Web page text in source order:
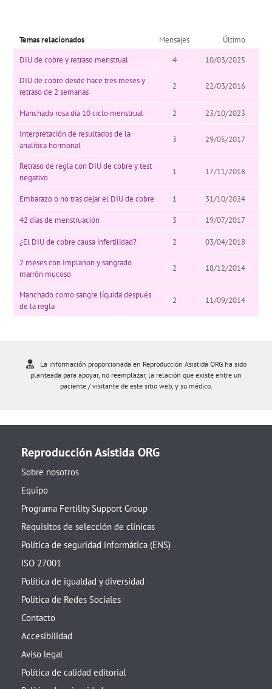
Temas relacionados Mensajes
Último
DIU de cobre y retraso menstrual
4
10/03/2025
DIU de cobre desde hace tres meses y
retraso de 2 semanas
2 22/03/2016
Manchado rosa día 10 ciclo menstrual 2
23/10/2023
Interpretación de resultados de la
analítica hormonal
3 29/05/2017
Retraso de regla con DIU de cobre y test
negativo
1 17/11/2016
Embarazo o no tras dejar el DIU de cobre 1 31/10/2024
42 días de menstruación 3 19/07/2017
¿El DIU de cobre causa infertilidad? 2
03/04/2018
2 meses con Implanon y sangrado
marrón mucoso
2 18/12/2014
Manchado como sangre líquida después
de la regla
2 11/09/2014
La información proporcionada en Reproducción Asistida ORG ha sido
planteada para apoyar, no reemplazar, la relación que existe entre un
paciente / visitante de este sitio web, y su médico.
Reproducción Asistida ORG
Sobre nosotros
Equipo
Programa Fertility Support Group
Requisitos de selección de clínicas
Política de seguridad informática (ENS)
ISO 27001
Política de igualdad y diversidad
Política de Redes Sociales
Contacto
Accesibilidad
Aviso legal
Política de calidad editorial